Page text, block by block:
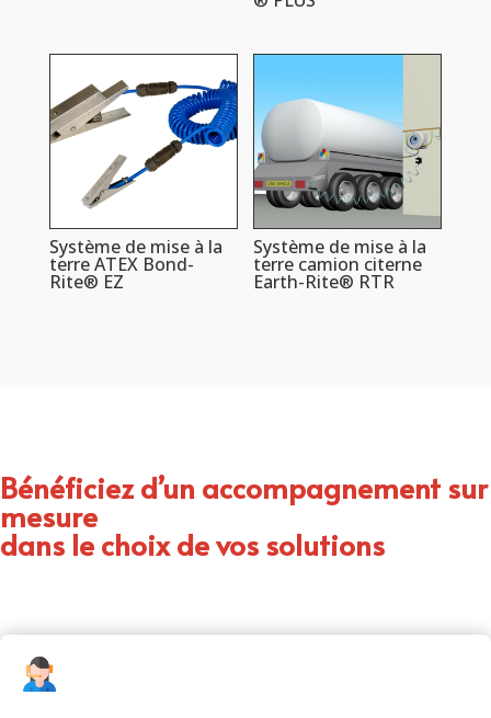
Système de mise à la
terre ATEX Bond-
Rite® EZ
Système de mise à la
terre camion citerne
Earth-Rite® RTR
Bénéficiez d’un accompagnement sur
mesure
dans le choix de vos solutions